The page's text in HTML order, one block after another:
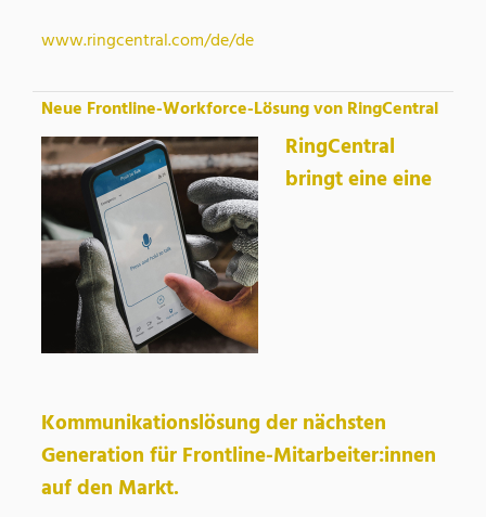
www.ringcentral.com/de/de
Neue Frontline-Workforce-Lösung von RingCentral
RingCentral
bringt eine eine
Kommunikationslösung der nächsten
Generation für Frontline-Mitarbeiter:innen
auf den Markt.